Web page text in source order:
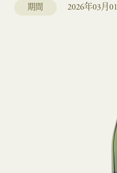
期間 2026年03月01